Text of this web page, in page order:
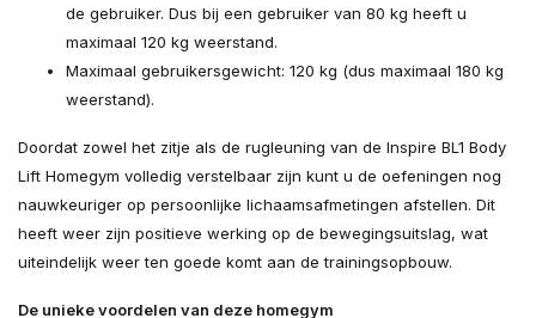
de gebruiker. Dus bij een gebruiker van 80 kg heeft u
maximaal 120 kg weerstand.
Maximaal gebruikersgewicht: 120 kg (dus maximaal 180 kg
weerstand).
Doordat zowel het zitje als de rugleuning van de Inspire BL1 Body
Lift Homegym volledig verstelbaar zijn kunt u de oefeningen nog
nauwkeuriger op persoonlijke lichaamsafmetingen afstellen. Dit
heeft weer zijn positieve werking op de bewegingsuitslag, wat
uiteindelijk weer ten goede komt aan de trainingsopbouw.
De unieke voordelen van deze homegym